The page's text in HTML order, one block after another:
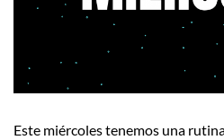
Este miércoles tenemos una